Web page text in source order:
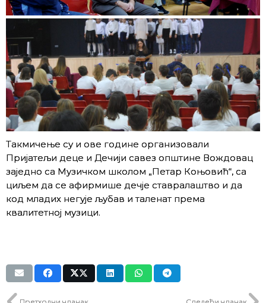
Такмичење су и ове године организовали
Пријатељи деце и Дечији савез општине Вождовац
заједно са Музичком школом „Петар Коњовић“, сa
циљем да се афирмише дечје ставралаштво и да
код младих негује љубав и таленат према
квалитетној музици.